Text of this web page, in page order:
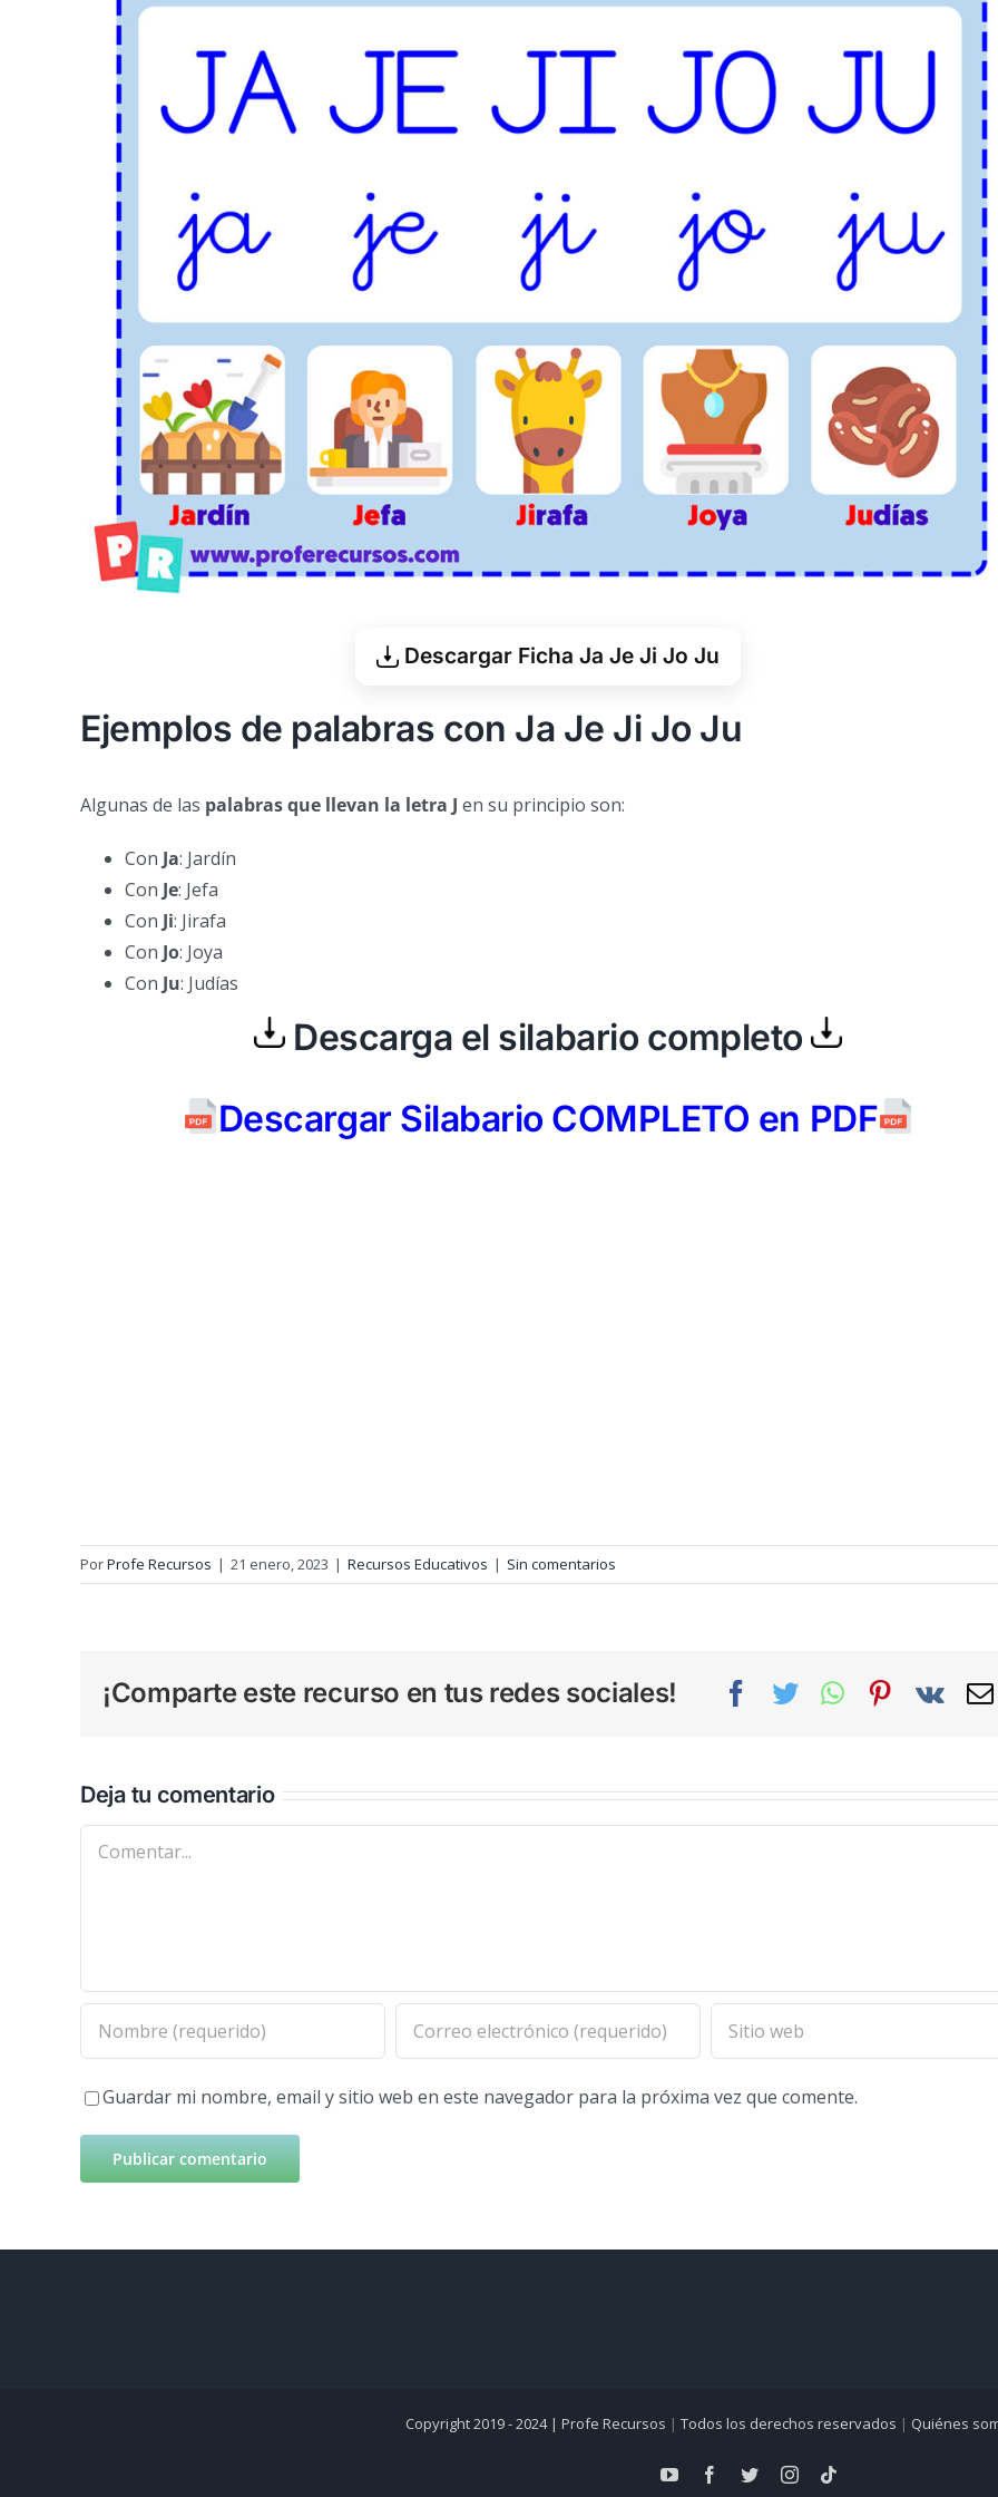
Descargar Ficha Ja Je Ji Jo Ju
Ejemplos de palabras con Ja Je Ji Jo Ju
Algunas de las palabras que llevan la letra J en su principio son:
Con Ja: Jardín
Con Je: Jefa
Con Ji: Jirafa
Con Jo: Joya
Con Ju: Judías
Descarga el silabario completo
Descargar Silabario COMPLETO en PDF
PorProfe Recursos | 21 enero, 2023 | Recursos Educativos | Sin comentarios
¡Comparte este recurso en tus redes sociales! Facebook
TwitterWhatsAppPinterest
Vk
Deja tu comentario
Comentar
Guardar mi nombre, email y sitio web en este navegador para la próxima vez que comente.
Copyright 2019 - 2024 | Profe Recursos | Todos los derechos reservados | Quiénes
YouTubeFacebook
TwitterInstagram
Tiktok